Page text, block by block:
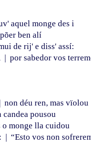
aquel monge des i
ben alí
de rij' e diss' assí:
| por sabedor vos
| non déu ren, mas vïolou
candea pousou
o monge lla cuidou
| “Esto vos non